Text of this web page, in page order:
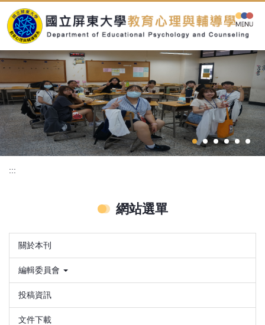
到
主
內
容
區
:::
網站選單
關於本刊
編輯委員會
投稿資訊
文件下載